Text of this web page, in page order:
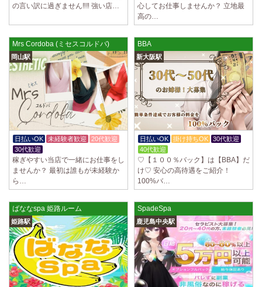
LIVSPA (リブスパ) 自由が丘ルーム
当店の募集は嘘偽り等なく、記載通りにしっかりお給料をお支払いさせ
ていただきます。 とても働きやすいお店作りを心がけております…
2025/03/29 [川崎駅]
LIVSPA (リブスパ) 川崎ルーム
当店の募集は嘘偽り等なく、記載通りにしっかりお給料をお支払いさせ
ていただきます。 とても働きやすいお店作りを心がけております…
2025/03/29[蒲田駅]
LIVSPA (リブスパ) 蒲田ルーム
当店の募集は嘘偽り等なく、記載通りにしっかりお給料をお支払いさせ
ていただきます。 とても働きやすいお店作りを心がけております…
2025/03/28
初めまして、大人の隠れ家の女店長です。 当店では業界の闇である講習
時のセクハラを撲滅するために女店長または在籍セラピストが講…
2025/03/28[渋谷駅]
大人の隠れ家 渋谷ルーム
初めまして、大人の隠れ家の女店長です。 当店では業界の闇である講習
時のセクハラを撲滅するために女店長または在籍セラピストが講…
の言い訳に過ぎません‼️‼️ 強い店…
心してお仕事しませんか？ 立地最
高の…
Mrs Cordoba (ミセスコルドバ)
岡山駅
日払いOK 未経験者歓迎
20代歓迎
30代歓迎
稼ぎやすい当店で一緒にお仕事をし
ませんか？ 最初は誰もが未経験か
ら…
BBA
新大阪駅
日払いOK 掛け持ちOK
30代歓迎
40代歓迎
♡【１００％バック】は【BBA】だ
け♡ 安心の高待遇をご紹介！
100%バ…
ばななspa 姫路ルーム
姫路駅
SpadeSpa
鹿児島中央駅